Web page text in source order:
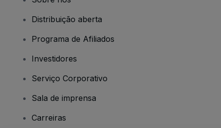
Distribuição aberta
Programa de Afiliados
Investidores
Serviço Corporativo
Sala de imprensa
Carreiras